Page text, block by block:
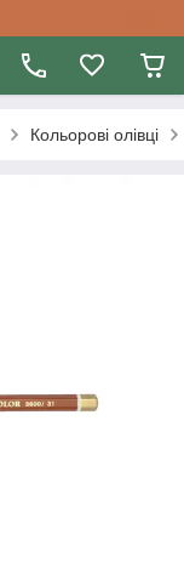
Кольорові олівці